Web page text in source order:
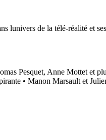
lunivers de la télé-réalité et
Pesquet, Anne Mottet et
• Manon Marsault et